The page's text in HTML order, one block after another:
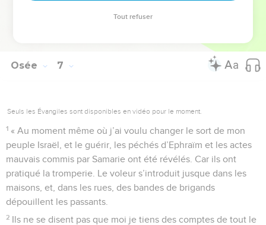
La Bible Du Semeur Copyright © 1992, 1999 by Biblica, Inc.® Used by permission.
Osée 7
Seuls les Évangiles sont disponibles en vidéo pour le moment.
1 « Au moment même où j’ai voulu changer le sort de mon
peuple Israël, et le guérir, les péchés d’Ephraïm et les actes
mauvais commis par Samarie ont été révélés. Car ils ont
pratiqué la tromperie. Le voleur s’introduit jusque dans les
maisons, et, dans les rues, des bandes de brigands
dépouillent les passants.
2 Ils ne se disent pas que moi je tiens des comptes de tout le
Tout refuser